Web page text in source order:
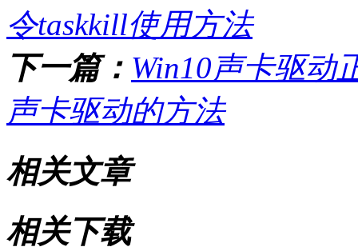
令taskkill使用方法
下一篇： Win10声卡驱动
声卡驱动的方法
相关文章
相关下载